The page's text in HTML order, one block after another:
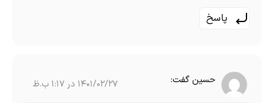
پاسخ
حسینگفت: 1401/02/27 در 1:17 ب.ظ